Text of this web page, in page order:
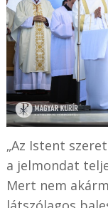
„Az Istent
a jelmondat
Mert nem